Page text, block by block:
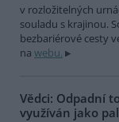
v rozložitelných
souladu s krajinou.
bezbariérové cesty
na webu.
Vědci: Odpadní
využíván jako